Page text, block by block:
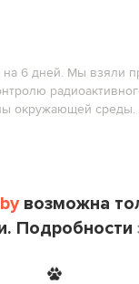
6 дней. Мы взяли
окружающей среды.
возможна
Подробности